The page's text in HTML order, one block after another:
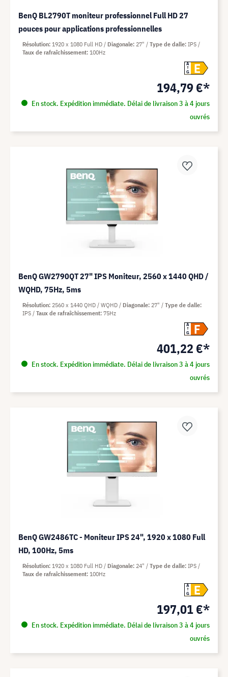
BenQ BL2790T moniteur professionnel Full HD 27
pouces pour applications professionnelles
A
G
E
194,79 €*
En stock. Expédition immédiate. Délai de livraison 3 à 4 jours
ouvrés
Résolution 1920 x 1080 Full HD Diagonale 27" Type de dalle IPS
Taux de rafraîchissement 100Hz
BenQ GW2790QT 27" IPS Moniteur, 2560 x 1440 QHD /
WQHD, 75Hz, 5ms
A
G
F
401,22 €*
En stock. Expédition immédiate. Délai de livraison 3 à 4 jours
ouvrés
Résolution 2560 x 1440 QHD / WQHD Diagonale 27"
Type de dalle
IPS
Taux de rafraîchissement 75Hz
BenQ GW2486TC - Moniteur IPS 24", 1920 x 1080 Full
HD, 100Hz, 5ms
A
G
E
197,01 €*
En stock. Expédition immédiate. Délai de livraison 3 à 4 jours
ouvrés
Résolution 1920 x 1080 Full HD Diagonale 24" Type de dalle IPS
Taux de rafraîchissement 100Hz